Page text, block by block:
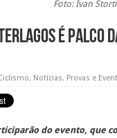
Foto: Ivan
é palco
, Notícias, Provas e
do evento, que